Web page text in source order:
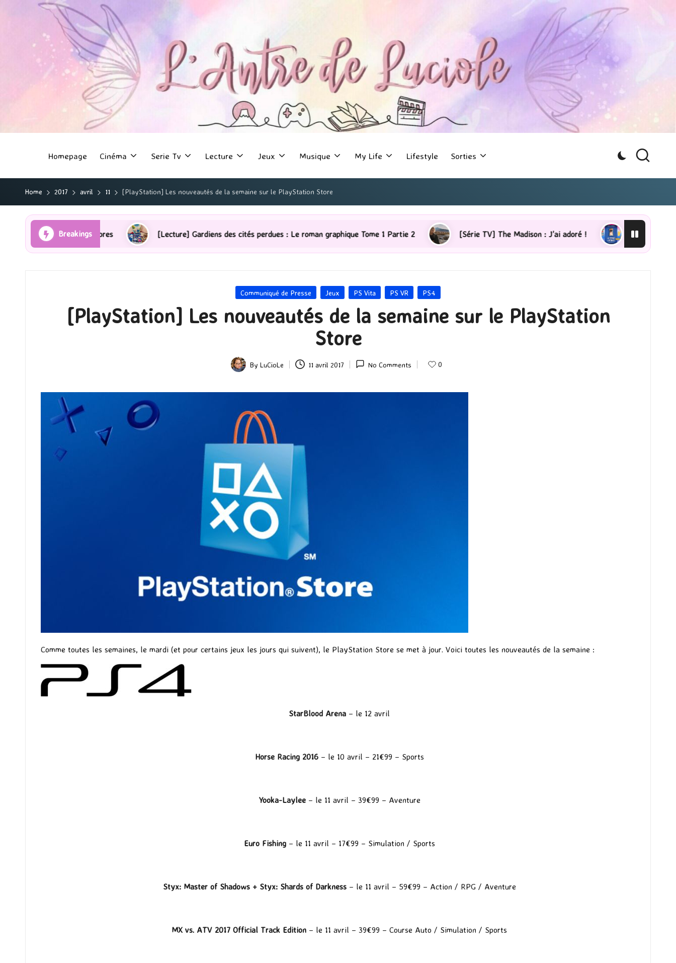
Homepage Cinéma Serie Tv Lecture Jeux Musique My Life Lifestyle Sorties
Home 2017 avril 11 [PlayStation] Les nouveautés de la semaine sur le PlayStation Store
Breakings
des ombres [Lecture] Gardiens des cités perdues : Le roman graphique Tome 1 Partie 2 [Série TV] The Madison : J’ai adoré ! [Lecture] La femme de
Posted
Communiqué de Presse Jeux PS Vita PS VR PS4
[PlayStation] Les nouveautés de la semaine sur le PlayStation
Store
Posted
ByLuCioLe 11 avril 2017 No Comments 0
Comme toutes les semaines, le mardi (et pour certains jeux les jours qui suivent), le PlayStation Store se met à jour. Voici toutes les nouveautés de la semaine :
StarBlood Arena – le 12 avril
Horse Racing 2016– le 10 avril – 21€99 – Sports
Yooka-Laylee– le 11 avril – 39€99 – Aventure
Euro Fishing – le 11 avril – 17€99 – Simulation / Sports
Styx: Master of Shadows + Styx: Shards of Darkness– le 11 avril – 59€99 – Action / RPG / Aventure
MX vs. ATV 2017 Official Track Edition – le 11 avril – 39€99 – Course Auto / Simulation / Sports